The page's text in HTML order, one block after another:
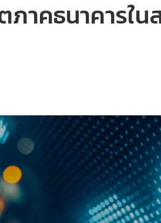
าคธนาคารใน